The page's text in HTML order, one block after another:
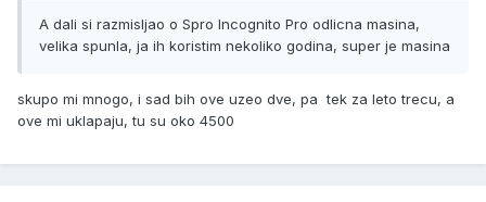
A dali si razmisljao o Spro Incognito Pro odlicna masina,
velika spunla, ja ih koristim nekoliko godina, super je masina
skupo mi mnogo, i sad bih ove uzeo dve, pa tek za leto trecu, a
ove mi uklapaju, tu su oko 4500